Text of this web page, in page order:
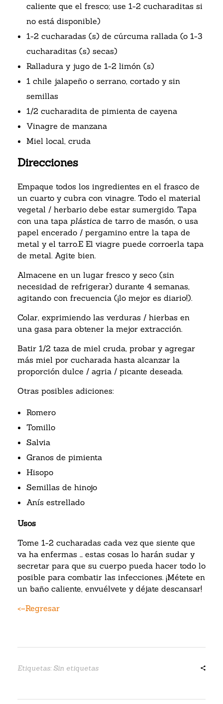
caliente que el fresco; use 1-2 cucharaditas si
no está disponible)
1-2 cucharadas (s) de cúrcuma rallada (o 1-3
cucharaditas (s) secas)
Ralladura y jugo de 1-2 limón (s)
1 chile jalapeño o serrano, cortado y sin
semillas
1/2 cucharadita de pimienta de cayena
Vinagre de manzana
Miel local, cruda
Direcciones
Empaque todos los ingredientes en el frasco de
un cuarto y cubra con vinagre. Todo el material
vegetal / herbario debe estar sumergido. Tapa
con una tapa plástica de tarro de masón, o usa
papel encerado / pergamino entre la tapa de
metal y el tarro.E El viagre puede corroerla tapa
de metal. Agite bien.
Almacene en un lugar fresco y seco (sin
necesidad de refrigerar) durante 4 semanas,
agitando con frecuencia (¡lo mejor es diario!).
Colar, exprimiendo las verduras / hierbas en
una gasa para obtener la mejor extracción.
Batir 1/2 taza de miel cruda, probar y agregar
más miel por cucharada hasta alcanzar la
proporción dulce / agria / picante deseada.
Otras posibles adiciones:
Romero
Tomillo
Salvia
Granos de pimienta
Hisopo
Semillas de hinojo
Anís estrellado
Usos
Tome 1-2 cucharadas cada vez que siente que
va ha enfermas … estas cosas lo harán sudar y
secretar para que su cuerpo pueda hacer todo lo
posible para combatir las infecciones. ¡Métete en
un baño caliente, envuélvete y déjate descansar!
<–Regresar
Etiquetas: Sin etiquetas